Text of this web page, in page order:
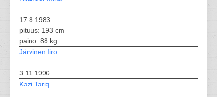
17.8.1983
pituus: 193 cm
paino: 88 kg
Järvinen Iiro
3.11.1996
Kazi Tariq